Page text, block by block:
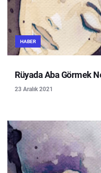
HABER
Rüyada Aba Görmek
23 Aralık 2021